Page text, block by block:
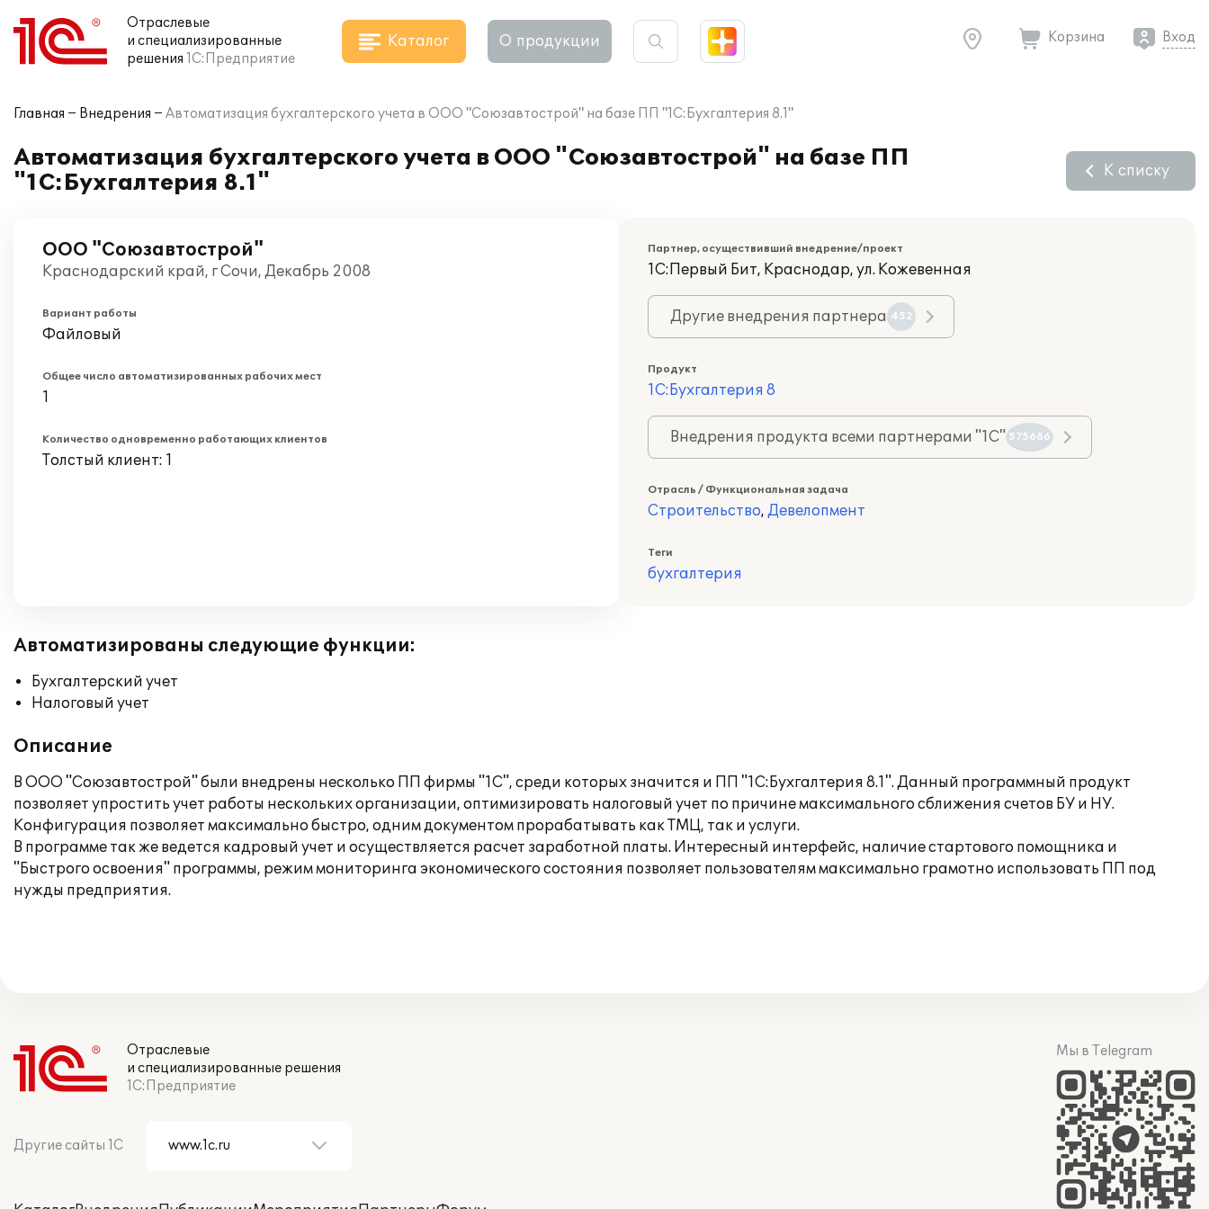
Отраслевые
и специализированные
решения 1С:Предприятие
Каталог О продукции Корзина Вход
Главная Внедрения Автоматизация бухгалтерского учета в ООО "Союзавтострой" на базе ПП "1С:Бухгалтерия 8.1"
Автоматизация бухгалтерского учета в ООО "Союзавтострой" на базе ПП
"1С:Бухгалтерия 8.1"
К списку
ООО "Союзавтострой"
Краснодарский край, г Сочи, Декабрь 2008
Вариант работы
Файловый
Общее число автоматизированных рабочих мест
1
Количество одновременно работающих клиентов
Толстый клиент: 1
Партнер, осуществивший внедрение/проект
1С:Первый Бит, Краснодар, ул. Кожевенная
Другие внедрения партнера 452
Продукт
1С:Бухгалтерия 8
Внедрения продукта всеми партнерами "1С" 575686
Отрасль / Функциональная задача
Строительство, Девелопмент
Теги
бухгалтерия
Автоматизированы следующие функции:
Бухгалтерский учет
Налоговый учет
Описание
В ООО "Союзавтострой" были внедрены несколько ПП фирмы "1С", среди которых значится и ПП "1С:Бухгалтерия 8.1". Данный программный продукт
позволяет упростить учет работы нескольких организации, оптимизировать налоговый учет по причине максимального сближения счетов БУ и НУ.
Конфигурация позволяет максимально быстро, одним документом прорабатывать как ТМЦ, так и услуги.
В программе так же ведется кадровый учет и осуществляется расчет заработной платы. Интересный интерфейс, наличие стартового помощника и
"Быстрого освоения" программы, режим мониторинга экономического состояния позволяет пользователям максимально грамотно использовать ПП под
нужды предприятия.
Отраслевые
и специализированные решения
1С:Предприятие
Другие сайты 1С
Мы в Telegram